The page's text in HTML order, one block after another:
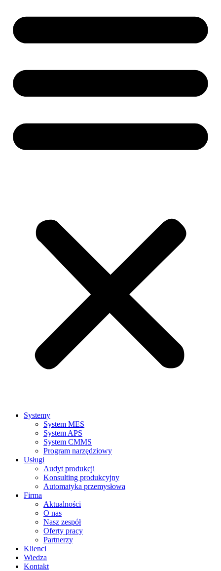
Systemy
System MES
System APS
System CMMS
Program narzędziowy
Usługi
Audyt produkcji
Konsulting produkcyjny
Automatyka przemysłowa
Firma
Aktualności
O nas
Nasz zespół
Oferty pracy
Partnerzy
Klienci
Wiedza
Kontakt